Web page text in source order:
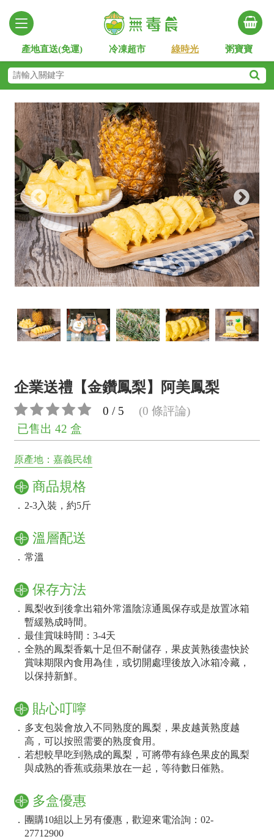
產地直送(免運) 冷凍超市 綠時光 粥寶寶
企業送禮【金鑽鳳梨】阿美鳳梨
0 / 5
(0 條評論)
已售出 42 盒
原產地：嘉義民雄
商品規格
． 2-3入裝，約5斤
溫層配送
． 常溫
保存方法
． 鳳梨收到後拿出箱外常溫陰涼通風保存或是放置冰箱
暫緩熟成時間。
． 最佳賞味時間：3-4天
． 全熟的鳳梨香氣十足但不耐儲存，果皮黃熟後盡快於
賞味期限內食用為佳，或切開處理後放入冰箱冷藏，
以保持新鮮。
貼心叮嚀
． 多支包裝會放入不同熟度的鳳梨，果皮越黃熟度越
高，可以按照需要的熟度食用。
． 若想較早吃到熟成的鳳梨，可將帶有綠色果皮的鳳梨
與成熟的香蕉或蘋果放在一起，等待數日催熟。
多盒優惠
． 團購10組以上另有優惠，歡迎來電洽詢：02-
27712900